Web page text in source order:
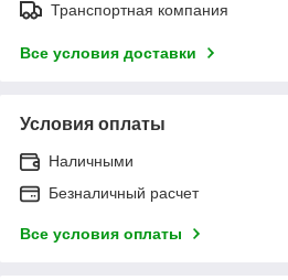
Транспортная компания
Все условия доставки
Условия оплаты
Наличными
Безналичный расчет
Все условия оплаты